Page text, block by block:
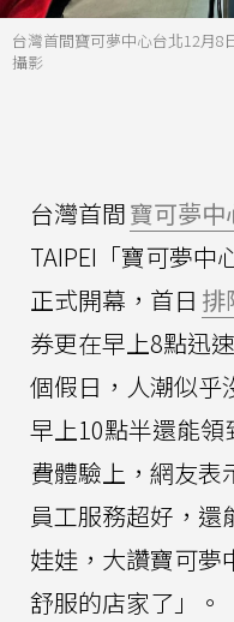
台灣首間寶可夢中心台北12月8
攝影
台灣首間寶可夢中
TAIPEI「寶可夢中
正式開幕，首日 排
券更在早上8點迅
個假日，人潮似乎
早上10點半還能
費體驗上，網友表
員工服務超好，
娃娃，大讚寶可夢
舒服的店家了」。